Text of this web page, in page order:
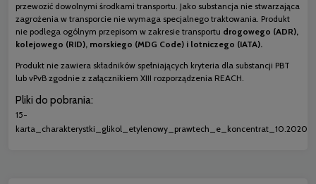
przewozić dowolnymi środkami transportu. Jako substancja nie stwarzająca
zagrożenia w transporcie nie wymaga specjalnego traktowania. Produkt
nie podlega ogólnym przepisom w zakresie transportu drogowego (ADR),
kolejowego (RID), morskiego (MDG Code) i lotniczego (IATA).
Produkt nie zawiera składników spełniających kryteria dla substancji PBT
lub vPvB zgodnie z załącznikiem XIII rozporządzenia REACH.
Pliki do pobrania:
15-
karta_charakterystki_glikol_etylenowy_prawtech_e_koncentrat_10.2020